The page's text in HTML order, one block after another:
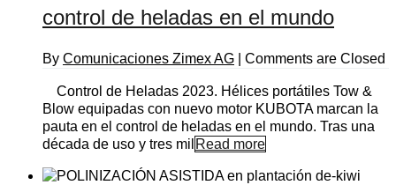
control de heladas en el mundo
By Comunicaciones Zimex AG Comments are Closed
Control de Heladas 2023. Hélices portátiles Tow &
Blow equipadas con nuevo motor KUBOTA marcan la
pauta en el control de heladas en el mundo. Tras una
década de uso y tres mil Read more